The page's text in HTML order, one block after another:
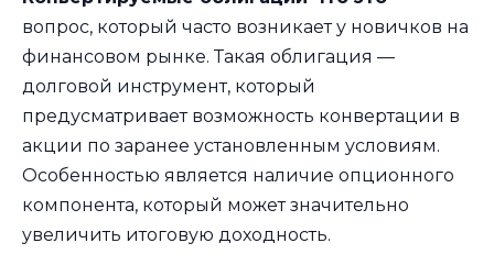
вопрос, который часто возникает у новичков на
финансовом рынке. Такая облигация —
долговой инструмент, который
предусматривает возможность конвертации в
акции по заранее установленным условиям.
Особенностью является наличие опционного
компонента, который может значительно
увеличить итоговую доходность.